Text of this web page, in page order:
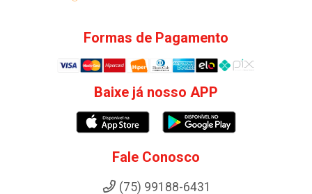
Formas de Pagamento
Baixe já nosso APP
Fale Conosco
(75) 99188-6431